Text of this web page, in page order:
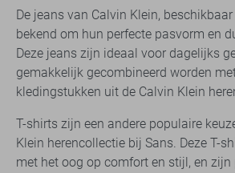
De jeans van Calvin Klein,
bekend om hun perfecte pasvorm en
Deze jeans zijn ideaal voor dagelijks
gemakkelijk gecombineerd worden
kledingstukken uit de Calvin Klein
T-shirts zijn een andere populaire
Klein herencollectie bij Sans. Deze T-
met het oog op comfort en stijl, en zijn